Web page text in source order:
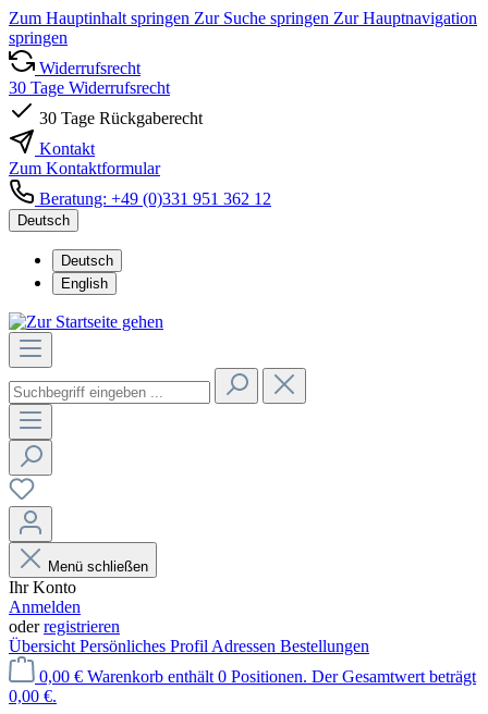
Zum Hauptinhalt springen Zur Suche springen Zur Hauptnavigation
springen
Widerrufsrecht
30 Tage Widerrufsrecht
30 Tage Rückgaberecht
Kontakt
Zum Kontaktformular
Beratung: +49 (0)331 951 362 12
Deutsch
Deutsch
English
Menü schließen
Ihr Konto
Anmelden
oderregistrieren
Übersicht Persönliches Profil Adressen Bestellungen
0,00 € Warenkorb enthält 0 Positionen. Der Gesamtwert beträgt
0,00 €.